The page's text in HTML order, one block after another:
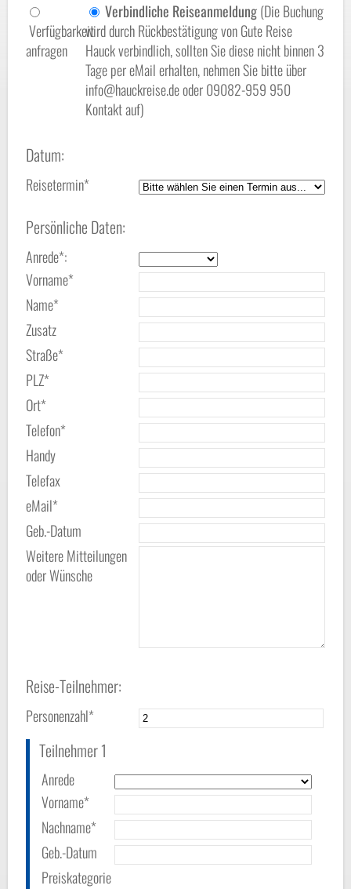
Verfügbarkeit
anfragen
Verbindliche Reiseanmeldung(Die Buchung
wird durch Rückbestätigung von Gute Reise
Hauck verbindlich, sollten Sie diese nicht binnen 3
Tage per eMail erhalten, nehmen Sie bitte über
info@hauckreise.de oder 09082-959 950
Kontakt auf)
Datum:
Reisetermin*
Persönliche Daten:
Anrede*:
Vorname*
Name*
Zusatz
Straße*
PLZ*
Ort*
Telefon*
Handy
Telefax
eMail*
Geb.-Datum
Weitere Mitteilungen
oder Wünsche
Reise-Teilnehmer:
Personenzahl*
Teilnehmer 1
Anrede
Vorname*
Nachname*
Geb.-Datum
Preiskategorie